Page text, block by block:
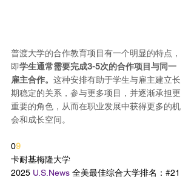
普渡大学的合作教育项目有一个明显的特点，
即学生通常需要完成3-5次的合作项目与同一
雇主合作。 这种安排有助于学生与雇主建立长
期稳定的关系，参与更多项目，并逐渐承担更
重要的角色，从而在职业发展中获得更多的机
会和成长空间。
09
卡耐基梅隆大学
2025 U.S.News 全美最佳综合大学排名：#21